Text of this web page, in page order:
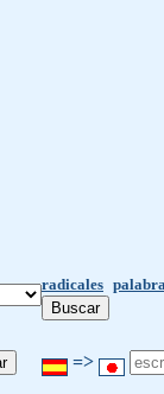
radicales
=>